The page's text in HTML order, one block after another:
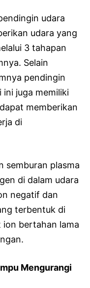
udara
udara yang
3 tahapan
Selain
pendingin
juga memiliki
memberikan
di
semburan plasma
di dalam udara
negatif dan
terbentuk di
ion bertahan lama
Mengurangi